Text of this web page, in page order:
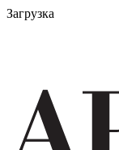
Загрузка